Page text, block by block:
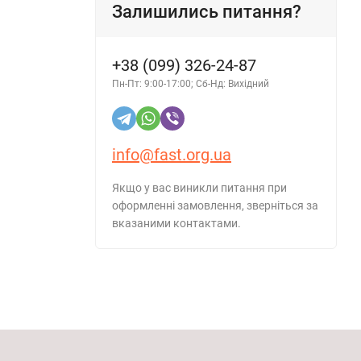
Залишились питання?
+38 (099) 326-24-87
Пн-Пт: 9:00-17:00; Сб-Нд: Вихідний
info@fast.org.ua
Якщо у вас виникли питання при
оформленні замовлення, зверніться за
вказаними контактами.